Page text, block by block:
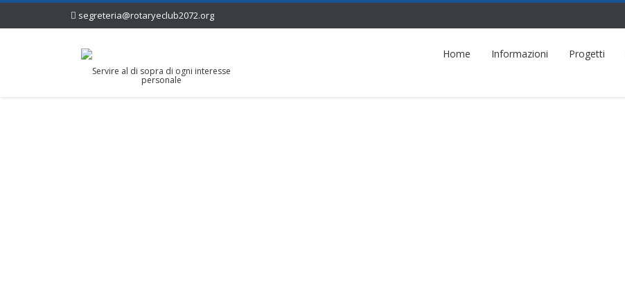
segreteria@rotaryeclub2072.org
Servire al di sopra di ogni interesse
personale
Home Informazioni Progetti